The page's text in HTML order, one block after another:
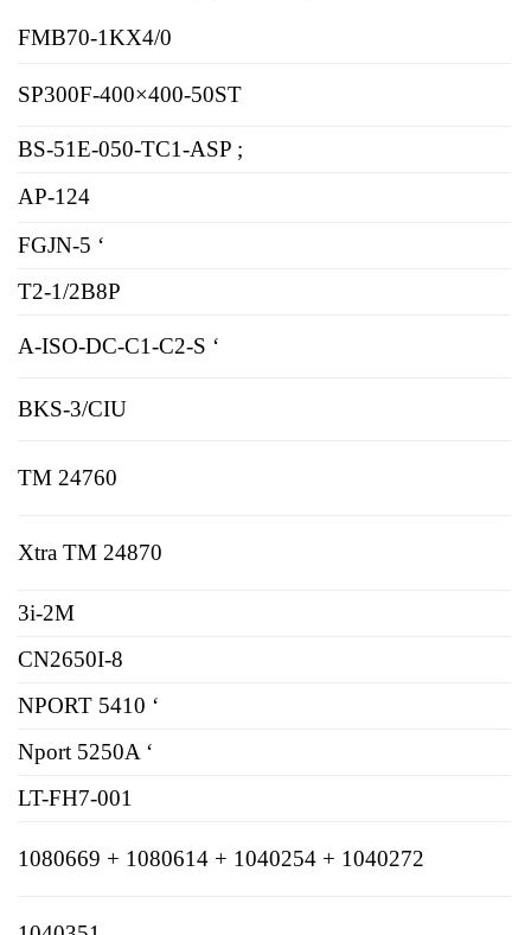
FMB70-1KX4/0
SP300F-400×400-50ST
BS-51E-050-TC1-ASP ;
AP-124
FGJN-5 ‘
T2-1/2B8P
A-ISO-DC-C1-C2-S ‘
BKS-3/CIU
TM 24760
Xtra TM 24870
3i-2M
CN2650I-8
NPORT 5410 ‘
Nport 5250A ‘
LT-FH7-001
1080669 + 1080614 + 1040254 + 1040272